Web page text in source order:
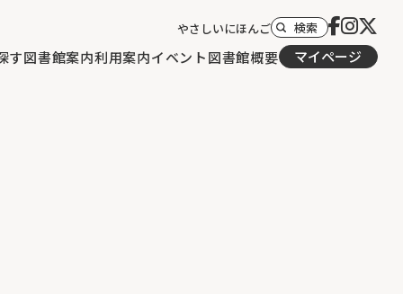
す図書館案内利用案内イベント図書館概要 マイページ
やさしいにほんご 検索